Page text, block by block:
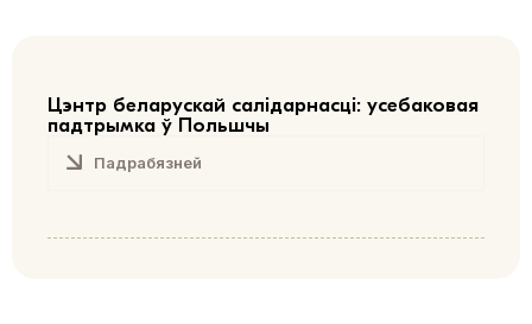
Цэнтр беларускай салідарнасці: усебаковая
падтрымка ў Польшчы
Падрабязней